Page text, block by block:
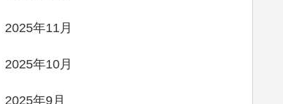
2025年11月
2025年10月
2025年9月